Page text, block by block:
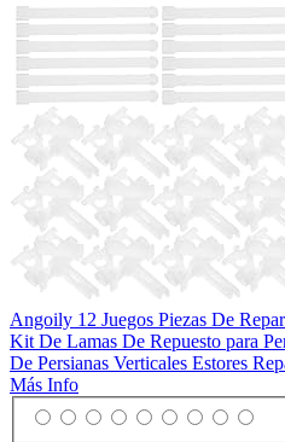
Angoily 12 Juegos Piezas De
Kit De Lamas De Repuesto para
De Persianas Verticales Estores
Más Info